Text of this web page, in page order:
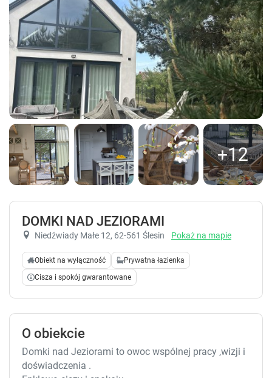
+12
DOMKI NAD JEZIORAMI
Niedźwiady Małe 12, 62-561 Ślesin Pokaż na mapie
Obiekt na wyłączność
Prywatna łazienka
Cisza i spokój gwarantowane
O obiekcie
Domki nad Jeziorami to owoc wspólnej pracy ,wizji i
doświadczenia .